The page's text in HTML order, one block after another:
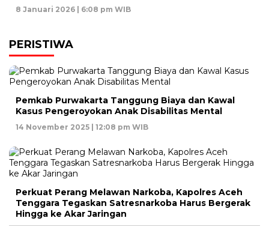
8 Januari 2026 | 6:08 pm WIB
PERISTIWA
Pemkab Purwakarta Tanggung Biaya dan Kawal
Kasus Pengeroyokan Anak Disabilitas Mental
14 November 2025 | 12:08 pm WIB
Perkuat Perang Melawan Narkoba, Kapolres Aceh
Tenggara Tegaskan Satresnarkoba Harus Bergerak
Hingga ke Akar Jaringan